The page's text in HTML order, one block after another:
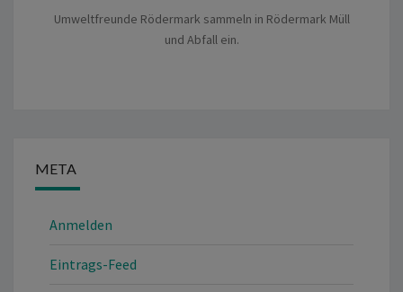
Umweltfreunde Rödermark sammeln in Rödermark Müll
und Abfall ein.
META
Anmelden
Eintrags-Feed